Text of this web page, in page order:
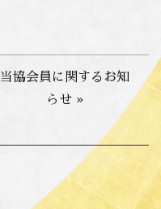
当協会員に関するお知
らせ »